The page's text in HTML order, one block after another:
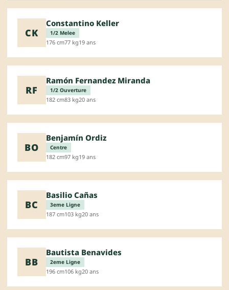
CK
Constantino Keller
1/2 Melee
176 cm77 kg19 ans
RF
Ramón Fernandez Miranda
1/2 Ouverture
182 cm83 kg20 ans
BO
Benjamín Ordiz
Centre
182 cm97 kg19 ans
BC
Basilio Cañas
3eme Ligne
187 cm103 kg20 ans
BB
Bautista Benavides
2eme Ligne
196 cm106 kg20 ans